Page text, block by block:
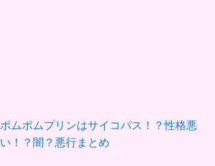
ポムポムプリンはサイコパス！？性格悪
い！？闇？悪行まとめ